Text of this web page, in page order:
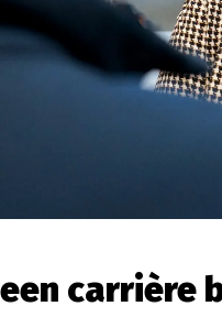
carrière